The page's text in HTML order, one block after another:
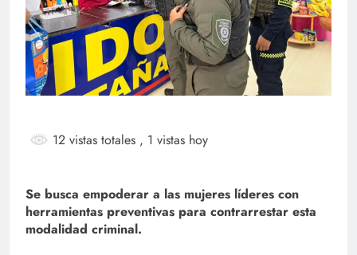
12 vistas totales , 1 vistas hoy
Se busca empoderar a las mujeres líderes con
herramientas preventivas para contrarrestar esta
modalidad criminal.